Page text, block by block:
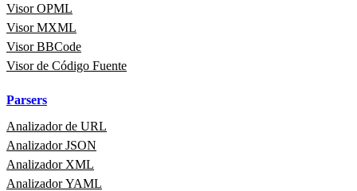
Visor OPML
Visor MXML
Visor BBCode
Visor de Código Fuente
Parsers
Analizador de URL
Analizador JSON
Analizador XML
Analizador YAML